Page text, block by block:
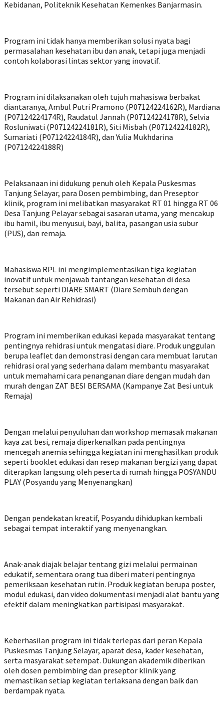
Kebidanan, Politeknik Kesehatan Kemenkes Banjarmasin.
Program ini tidak hanya memberikan solusi nyata bagi
permasalahan kesehatan ibu dan anak, tetapi juga menjadi
contoh kolaborasi lintas sektor yang inovatif.
Program ini dilaksanakan oleh tujuh mahasiswa berbakat
diantaranya, Ambul Putri Pramono (P07124224162R), Mardiana
(P07124224174R), Raudatul Jannah (P07124224178R), Selvia
Rosluniwati (P07124224181R), Siti Misbah (P07124224182R),
Sumariati (P07124224184R), dan Yulia Mukhdarina
(P07124224188R)
Pelaksanaan ini didukung penuh oleh Kepala Puskesmas
Tanjung Selayar, para Dosen pembimbing, dan Preseptor
klinik, program ini melibatkan masyarakat RT 01 hingga RT 06
Desa Tanjung Pelayar sebagai sasaran utama, yang mencakup
ibu hamil, ibu menyusui, bayi, balita, pasangan usia subur
(PUS), dan remaja.
Mahasiswa RPL ini mengimplementasikan tiga kegiatan
inovatif untuk menjawab tantangan kesehatan di desa
tersebut seperti DIARE SMART (Diare Sembuh dengan
Makanan dan Air Rehidrasi)
Program ini memberikan edukasi kepada masyarakat tentang
pentingnya rehidrasi untuk mengatasi diare. Produk unggulan
berupa leaflet dan demonstrasi dengan cara membuat larutan
rehidrasi oral yang sederhana dalam membantu masyarakat
untuk memahami cara penanganan diare dengan mudah dan
murah dengan ZAT BESI BERSAMA (Kampanye Zat Besi untuk
Remaja)
Dengan melalui penyuluhan dan workshop memasak makanan
kaya zat besi, remaja diperkenalkan pada pentingnya
mencegah anemia sehingga kegiatan ini menghasilkan produk
seperti booklet edukasi dan resep makanan bergizi yang dapat
diterapkan langsung oleh peserta di rumah hingga POSYANDU
PLAY (Posyandu yang Menyenangkan)
Dengan pendekatan kreatif, Posyandu dihidupkan kembali
sebagai tempat interaktif yang menyenangkan.
Anak-anak diajak belajar tentang gizi melalui permainan
edukatif, sementara orang tua diberi materi pentingnya
pemeriksaan kesehatan rutin. Produk kegiatan berupa poster,
modul edukasi, dan video dokumentasi menjadi alat bantu yang
efektif dalam meningkatkan partisipasi masyarakat.
Keberhasilan program ini tidak terlepas dari peran Kepala
Puskesmas Tanjung Selayar, aparat desa, kader kesehatan,
serta masyarakat setempat. Dukungan akademik diberikan
oleh dosen pembimbing dan preseptor klinik yang
memastikan setiap kegiatan terlaksana dengan baik dan
berdampak nyata.